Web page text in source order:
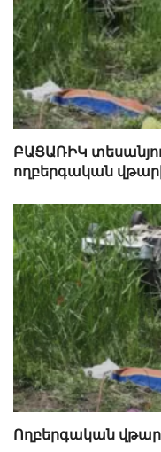
ԲԱՑԱՌԻԿ
ողբերգական
Ողբերգական